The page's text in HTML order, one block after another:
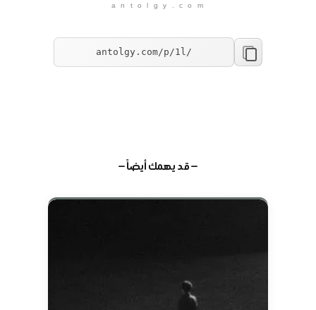
a n t o l g y . c o m
— قد يهمك أيضاً —